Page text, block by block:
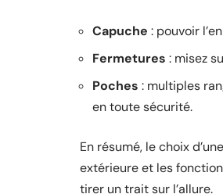
Capuche : pouvoir
Fermetures : misez
Poches : multiples
en toute sécurité.
En résumé, le choix
extérieure et les
tirer un trait sur l’allure.